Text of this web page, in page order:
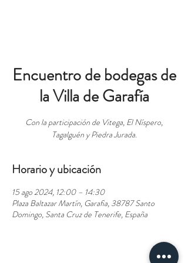
Encuentro de bodegas de
la Villa de Garafía
Con la participación de Vitega, El Níspero,
Tagalguén y Piedra Jurada.
Horario y ubicación
15 ago 2024, 12:00 – 14:30
Plaza Baltazar Martín, Garafia, 38787 Santo
Domingo, Santa Cruz de Tenerife, España